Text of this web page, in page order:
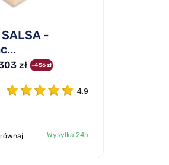
-
zł -456 zł
4.9
Wysyłka 24h